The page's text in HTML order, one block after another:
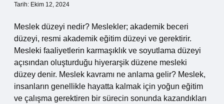
Tarih: Ekim 12, 2024
Meslek düzeyi nedir? Meslekler; akademik beceri
düzeyi, resmi akademik eğitim düzeyi ve gerektirir.
Mesleki faaliyetlerin karmaşıklık ve soyutlama düzeyi
açısından oluşturduğu hiyerarşik düzene mesleki
düzey denir. Meslek kavramı ne anlama gelir? Meslek,
insanların genellikle hayatta kalmak için yoğun eğitim
ve çalışma gerektiren bir sürecin sonunda kazandıkları